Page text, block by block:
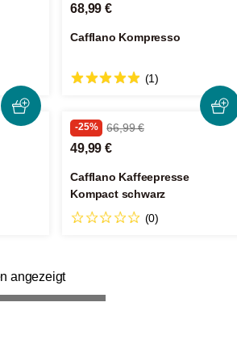
68,99 €
Cafflano Kompresso
(1)
-25% 66,99 €
49,99 €
Cafflano Kaffeepresse
Kompact schwarz
(0)
angezeigt